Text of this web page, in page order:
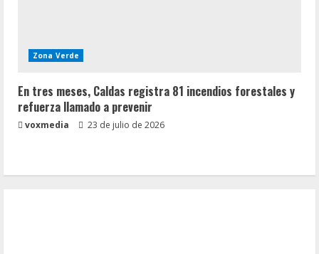
Zona Verde
En tres meses, Caldas registra 81 incendios forestales y
refuerza llamado a prevenir
voxmedia 23 de julio de 2026